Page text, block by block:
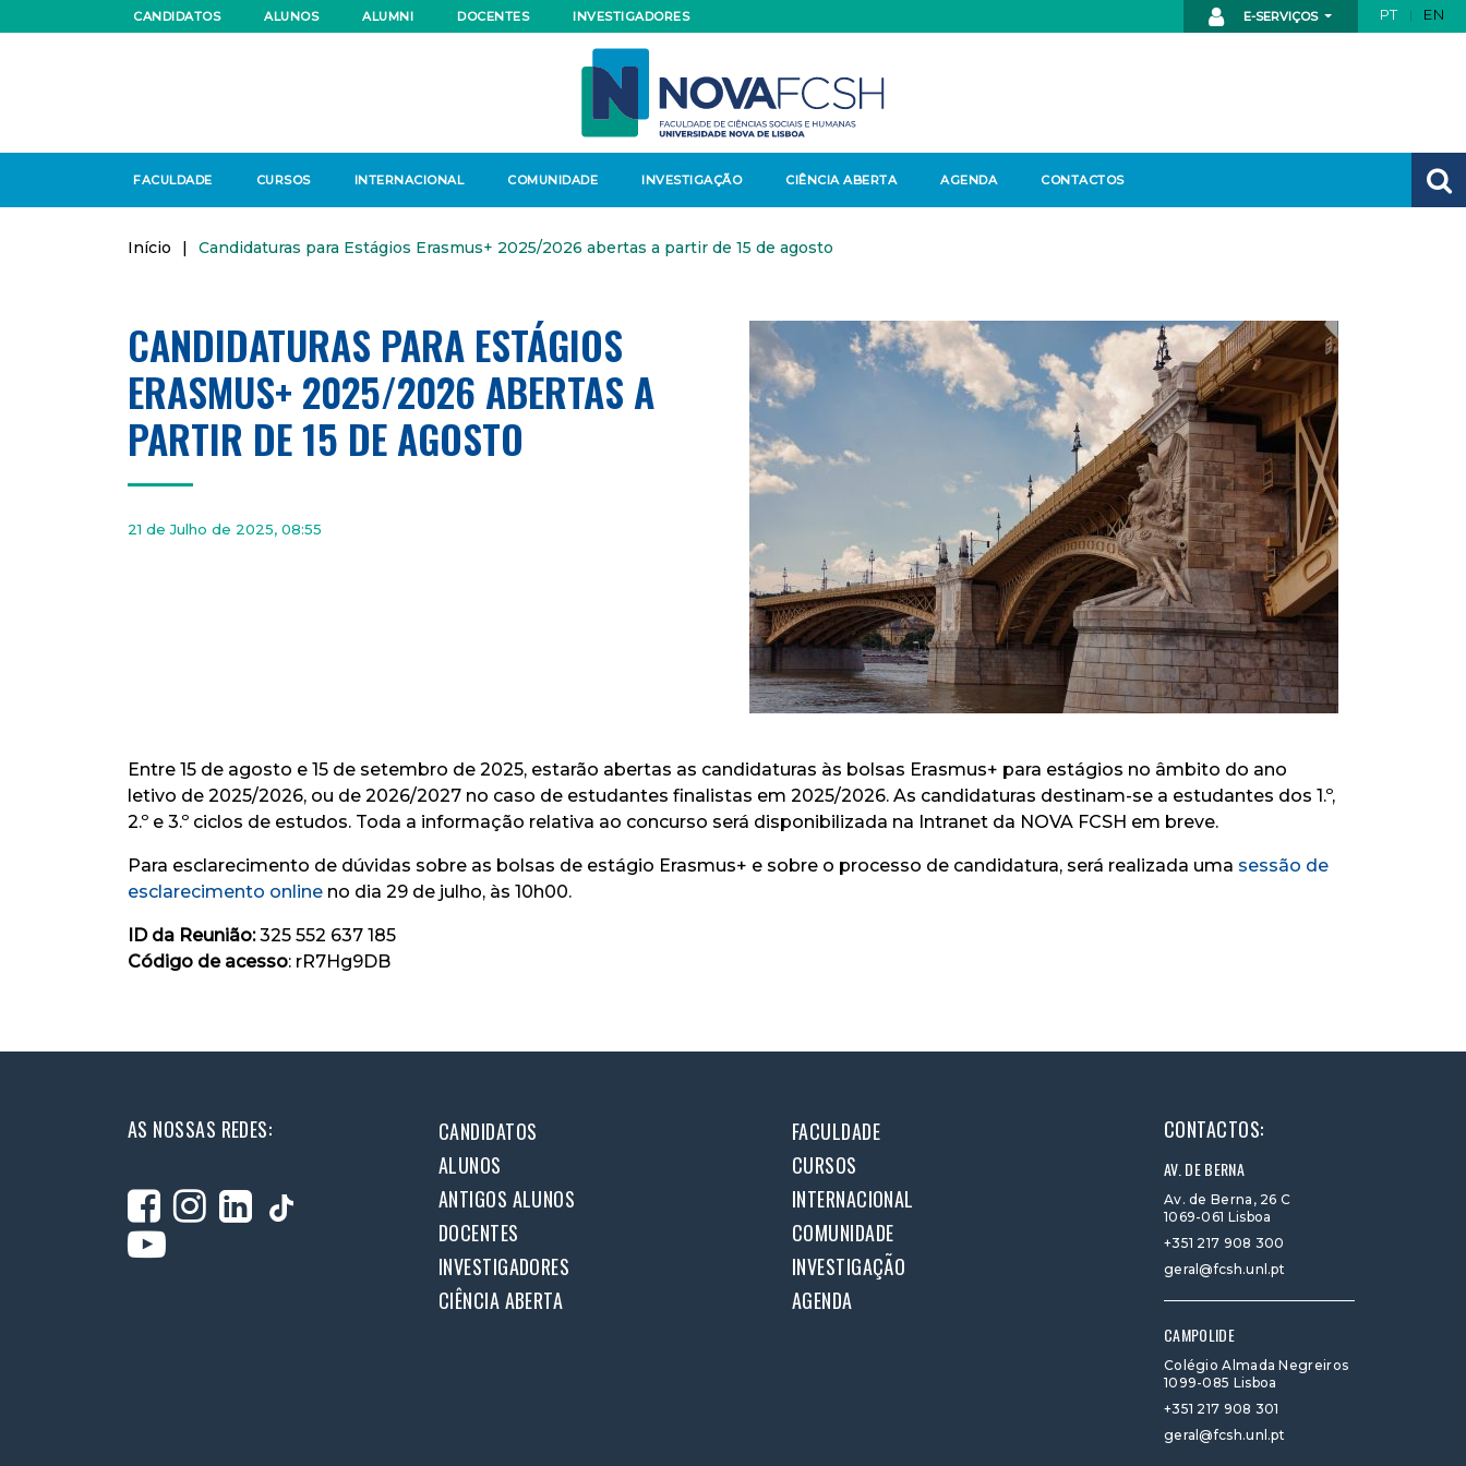
E-SERVIÇOS PT EN
CANDIDATOS ALUNOS ALUMNI DOCENTES INVESTIGADORES
FACULDADE CURSOS INTERNACIONAL COMUNIDADE INVESTIGAÇÃO CIÊNCIA ABERTA AGENDA CONTACTOS
Início | Candidaturas para Estágios Erasmus+ 2025/2026 abertas a partir de 15 de agosto
CANDIDATURAS PARA ESTÁGIOS
ERASMUS+ 2025/2026 ABERTAS A
PARTIR DE 15 DE AGOSTO
21 de Julho de 2025, 08:55
Entre 15 de agosto e 15 de setembro de 2025, estarão abertas as candidaturas às bolsas Erasmus+ para estágios no âmbito do ano
letivo de 2025/2026, ou de 2026/2027 no caso de estudantes finalistas em 2025/2026. As candidaturas destinam-se a estudantes dos 1.º,
2.º e 3.º ciclos de estudos. Toda a informação relativa ao concurso será disponibilizada na Intranet da NOVA FCSH em breve.
Para esclarecimento de dúvidas sobre as bolsas de estágio Erasmus+ e sobre o processo de candidatura, será realizada uma sessão de
esclarecimento online no dia 29 de julho, às 10h00.
ID da Reunião:325 552 637 185
Código de acesso: rR7Hg9DB
AS NOSSAS REDES: CANDIDATOS
FACULDADE
ALUNOS
CURSOS
ANTIGOS ALUNOS
INTERNACIONAL
DOCENTES
COMUNIDADE
INVESTIGADORES
INVESTIGAÇÃO
CIÊNCIA ABERTA
AGENDA
CONTACTOS:
AV. DE BERNA
Av. de Berna, 26 C
1069-061 Lisboa
+351 217 908 300
geral@fcsh.unl.pt
CAMPOLIDE
Colégio Almada Negreiros
1099-085 Lisboa
+351 217 908 301
geral@fcsh.unl.pt